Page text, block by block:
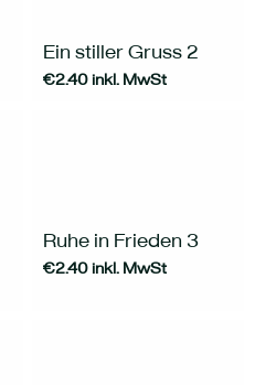
Ein stiller Gruss 2
€2.40 inkl. MwSt
Ruhe in Frieden 3
€2.40 inkl. MwSt